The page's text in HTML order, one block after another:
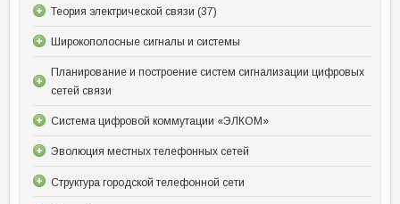
Теория электрической связи (37)
Широкополосные сигналы и системы
Планирование и построение систем сигнализации цифровых
сетей связи
Система цифровой коммутации «ЭЛКОМ»
Эволюция местных телефонных сетей
Структура городской телефонной сети